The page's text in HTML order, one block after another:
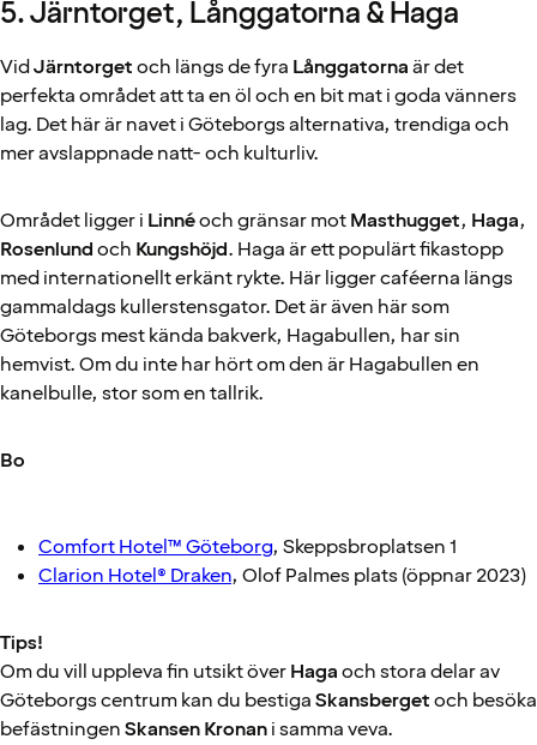
5. Järntorget, Långgatorna & Haga
VidJärntorgetoch längs de fyra Långgatornaär det
perfekta området att ta en öl och en bit mat i goda vänners
lag. Det här är navet i Göteborgs alternativa, trendiga och
mer avslappnade natt- och kulturliv.
Området ligger i Linnéoch gränsar motMasthugget, Haga,
Rosenlundoch Kungshöjd. Haga är ett populärt fikastopp
med internationellt erkänt rykte. Här ligger caféerna längs
gammaldags kullerstensgator. Det är även här som
Göteborgs mest kända bakverk, Hagabullen, har sin
hemvist. Om du inte har hört om den är Hagabullen en
kanelbulle, stor som en tallrik.
Bo
Comfort Hotel™ Göteborg, Skeppsbroplatsen 1
Clarion Hotel® Draken, Olof Palmes plats (öppnar 2023)
Tips!
Om du vill uppleva fin utsikt överHagaoch stora delar av
Göteborgs centrum kan du bestigaSkansbergetoch besöka
befästningenSkansen Kronani samma veva.